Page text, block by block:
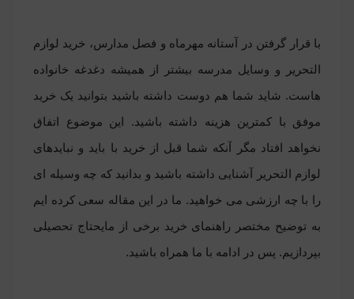
با قرار گرفتن در آستانه مهرماه و فصل مدارس، خرید لوازم
التحریر و وسایل مدرسه بیشتر از همیشه دغدغه خانواده
هاست. شاید شما هم دوست داشته باشید بتوانید یک خرید
موفق با کمترین هزینه داشته باشید. این موضوع اتفاق
نخواهد افتاد مگر آنکه شما قبل از خرید با باید و نبایدهای
لوازم التحریر آشنایی داشته باشید و بدانید که چه وسیله ای
را با چه ارزشی می خواهید. ما در این مقاله سعی کرده ایم
به توضیح مختصر راهنمای خرید برخی از مایحتاج تحصیلی
بپردازیم. پس در ادامه با ما همراه باشید.